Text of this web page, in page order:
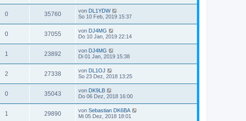
0 35760 von DL1YDW
So 10 Feb, 2019 15:37
0 37055 von DJ4MG
Do 10 Jan, 2019 22:14
1 23892 von DJ4MG
Di 01 Jan, 2019 15:38
2 27338 von DL1OJ
So 23 Dez, 2018 13:25
0 35043 von DK9LB
Do 06 Dez, 2018 16:00
1 29890 von Sebastian DK6BA
Mi 05 Dez, 2018 18:01